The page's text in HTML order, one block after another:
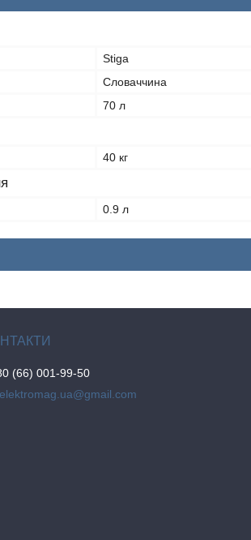
Stiga
Словаччина
70 л
40 кг
0.9 л
(66) 001-99-50
elektromag.ua@gmail.com